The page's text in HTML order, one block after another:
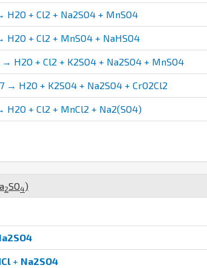
+ Cl2 + Na2SO4 + MnSO4
+ Cl2 + MnSO4 + NaHSO4
→ H2O + Cl2 + K2SO4 + Na2SO4 + MnSO4
→ H2O + K2SO4 + Na2SO4 + CrO2Cl2
+ Cl2 + MnCl2 + Na2(SO4)
2SO4)
+ Na2SO4